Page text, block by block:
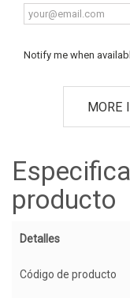
Notify me when
MORE
producto
Detalles
Código de producto